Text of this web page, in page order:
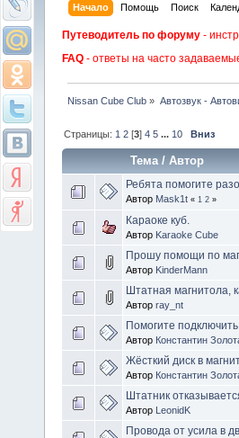
Начало Помощь Поиск
Путеводитель по форуму -
FAQ - ответы на часто
Nissan Cube Club » Автозвук -
Страницы: 1 2 [3]4 5 ... 10 Вниз
Тема/Автор
Ребята помогите
Автор Mask1t « 1 2 »
Караоке куб.
Автор Karaoke Cube
Прошу помощи по
Автор KinderMann
Штатная магнитола,
Автор ray_nt
Помогите
Автор Константин
Жёсткий диск в
Автор Константин
Штатник
Автор LeonidK
Провода от усила в